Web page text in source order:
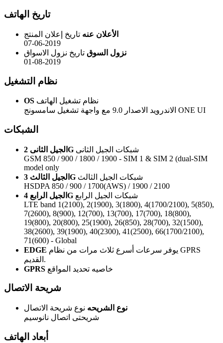
تاريخ الهاتف
الأعلان عنه تاريخ إعلان المنتج
07-06-2019
نزول السوق تاريخ نزول الاسواق
01-08-2019
نظام التشغيل
OS نظام تشغيل الهاتف
الاندرويد الاصدار 9.0 مع واجهة تشغيل سامسونج ONE UI
الشبكات
الجيل الثانى 2G شبكات الجيل الثانى
GSM 850 / 900 / 1800 / 1900 - SIM 1 & SIM 2 (dual-SIM
model only
الجيل الثالث 3G شبكات الجيل الثالث
HSDPA 850 / 900 / 1700(AWS) / 1900 / 2100
الجيل الرابع 4G شبكات الجيل الرابع
LTE band 1(2100), 2(1900), 3(1800), 4(1700/2100), 5(850),
7(2600), 8(900), 12(700), 13(700), 17(700), 18(800),
19(800), 20(800), 25(1900), 26(850), 28(700), 32(1500),
38(2600), 39(1900), 40(2300), 41(2500), 66(1700/2100),
71(600) - Global
EDGE يوفر سرعات أسرع ثلاث مرات من نظام GPRS
القديم.
GPRS خاصيه تحديد المواقع
شريحة الاتصال
نوع الشريحه نوع شريحة الاتصال
شريحتى اتصال نانوسيم
أبعاد الهاتف